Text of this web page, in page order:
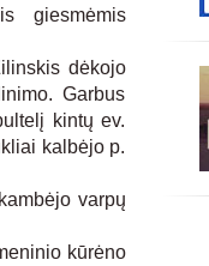
giesmėmis
dėkojo
Garbus
kintų ev.
kalbėjo p.
varpų
kūrėno